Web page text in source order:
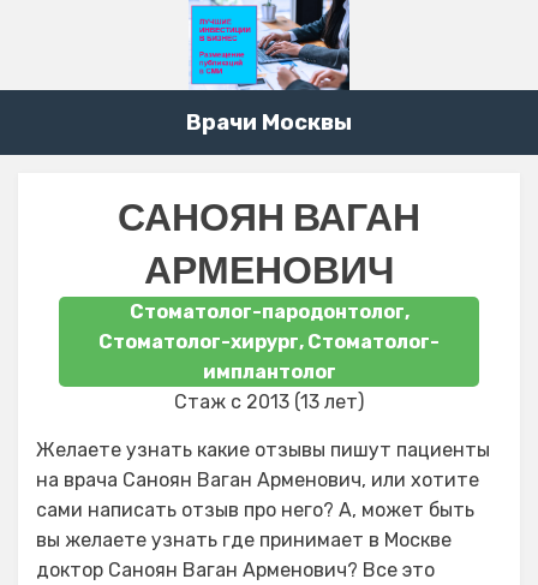
Врачи Москвы
САНОЯН ВАГАН
АРМЕНОВИЧ
Стоматолог-пародонтолог,
Стоматолог-хирург, Стоматолог-
имплантолог
Стаж с 2013 (13 лет)
Желаете узнать какие отзывы пишут пациенты
на врача Саноян Ваган Арменович, или хотите
сами написать отзыв про него? А, может быть
вы желаете узнать где принимает в Москве
доктор Саноян Ваган Арменович? Все это